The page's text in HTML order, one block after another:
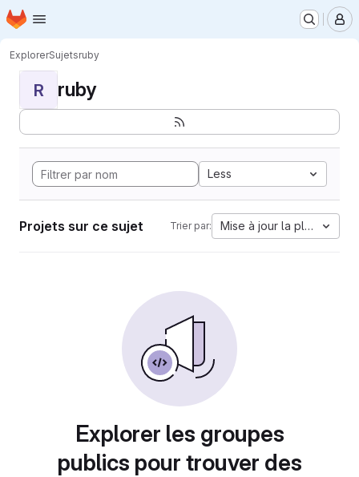
Passer au contenu principal
Page d'accueil
ExplorerSujetsruby
R ruby
Less
Projets sur ce sujet Trier par: Mise à jour la plus
Explorer les groupes
publics pour trouver des